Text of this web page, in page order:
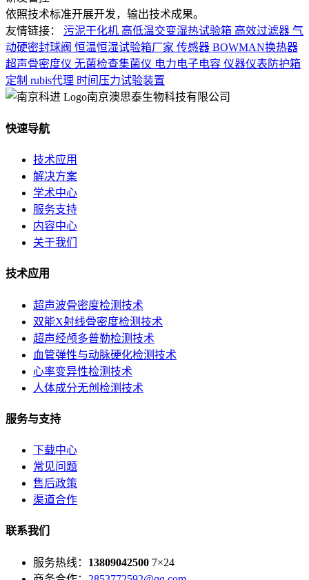
依照技术标准开展开发，输出技术成果。
友情链接：
污泥干化机 高低温交变湿热试验箱 高效过滤器 气
动硬密封球阀 恒温恒湿试验箱厂家 传感器 BOWMAN换热器
超声骨密度仪 无菌检查集菌仪 电力电子电容 仪器仪表防护箱
定制 rubis代理 时间压力试验装置
南京澳思泰生物科技有限公司
快速导航
技术应用
解决方案
学术中心
服务支持
内容中心
关于我们
技术应用
超声波骨密度检测技术
双能X射线骨密度检测技术
超声经颅多普勒检测技术
血管弹性与动脉硬化检测技术
心率变异性检测技术
人体成分无创检测技术
服务与支持
下载中心
常见问题
售后政策
渠道合作
联系我们
服务热线： 13809042500 7×24